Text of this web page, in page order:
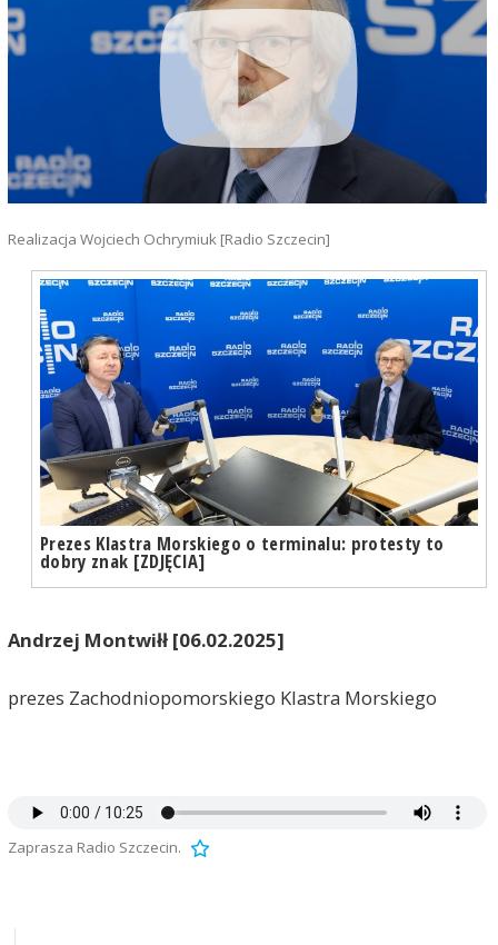
Realizacja Wojciech Ochrymiuk [Radio Szczecin]
Prezes Klastra Morskiego o terminalu: protesty to
dobry znak [ZDJĘCIA]
Andrzej Montwiłł [06.02.2025]
prezes Zachodniopomorskiego Klastra Morskiego
Zaprasza Radio Szczecin.